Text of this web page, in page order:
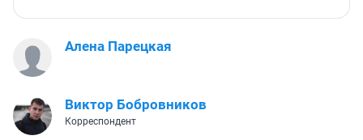
Алена Парецкая
Виктор Бобровников
Корреспондент